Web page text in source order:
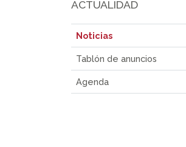
ACTUALIDAD
Noticias
Tablón de anuncios
Agenda